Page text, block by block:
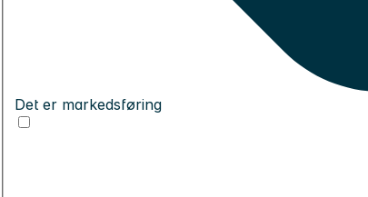
Det er markedsføring